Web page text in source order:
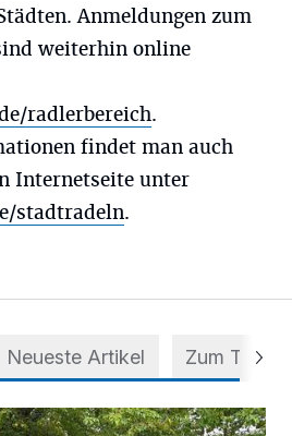
Anmeldungen zum
weiterhin online
radlerbereich.
findet man auch
Internetseite unter
stadtradeln.
Neueste Artikel Zum Thema